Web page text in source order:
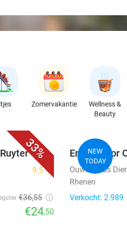
Zomervakantie
Wellness &
Beauty
33%
9.5star
€36,55
€24,50
NEW
TODAY
Entree voor
Ouwehands
Rhenen
Verkocht: 2.989